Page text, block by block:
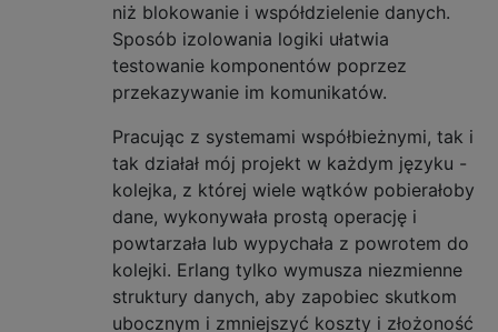
niż blokowanie i współdzielenie danych.
Sposób izolowania logiki ułatwia
testowanie komponentów poprzez
przekazywanie im komunikatów.
Pracując z systemami współbieżnymi, tak i
tak działał mój projekt w każdym języku -
kolejka, z której wiele wątków pobierałoby
dane, wykonywała prostą operację i
powtarzała lub wypychała z powrotem do
kolejki. Erlang tylko wymusza niezmienne
struktury danych, aby zapobiec skutkom
ubocznym i zmniejszyć koszty i złożoność